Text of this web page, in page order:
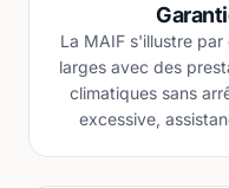
La MAIF s'illustre
larges avec des
climatiques sans
excessive,